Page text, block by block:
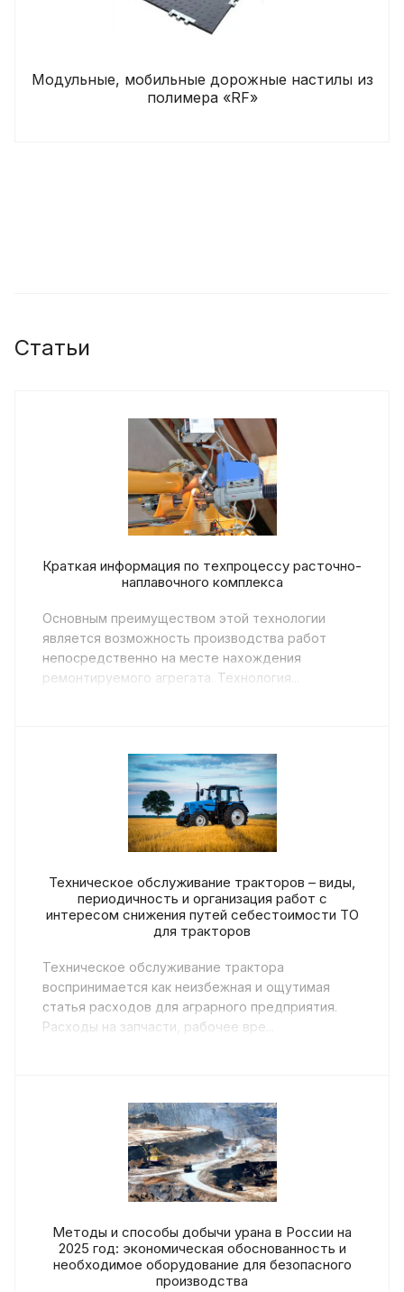
Модульные, мобильные дорожные настилы из
полимера «RF»
Статьи
Краткая информация по техпроцессу расточно-
наплавочного комплекса
Основным преимуществом этой технологии
является возможность производства работ
непосредственно на месте нахождения
ремонтируемого агрегата. Технология...
Техническое обслуживание тракторов – виды,
периодичность и организация работ с
интересом снижения путей себестоимости ТО
для тракторов
Техническое обслуживание трактора
воспринимается как неизбежная и ощутимая
статья расходов для аграрного предприятия.
Расходы на запчасти, рабочее вре...
Методы и способы добычи урана в России на
2025 год: экономическая обоснованность и
необходимое оборудование для безопасного
производства